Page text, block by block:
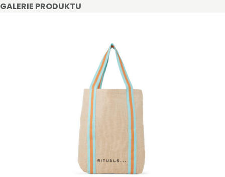
GALERIE PRODUKTU
STAŇTE SE KLIENTEM
Stát se klientem velkoobchodu Bohéme Collection
je jednoduché, stačí podnikat a mít platné IČO.